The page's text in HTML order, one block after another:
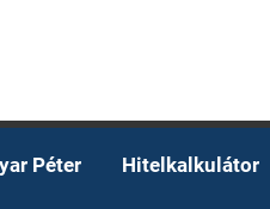
Péter Hitelkalkulátor